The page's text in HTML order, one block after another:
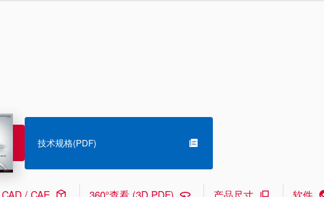
技术规格(PDF)